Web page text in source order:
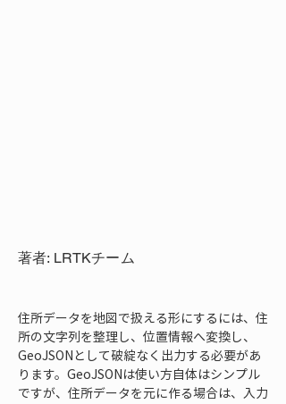
著者: LRTKチーム
住所データを地図で扱える形にするには、住
所の文字列を整理し、位置情報へ変換し、
GeoJSONとして破綻なく出力する必要があ
ります。GeoJSONは使い方自体はシンプル
ですが、住所データを元に作る場合は、入力